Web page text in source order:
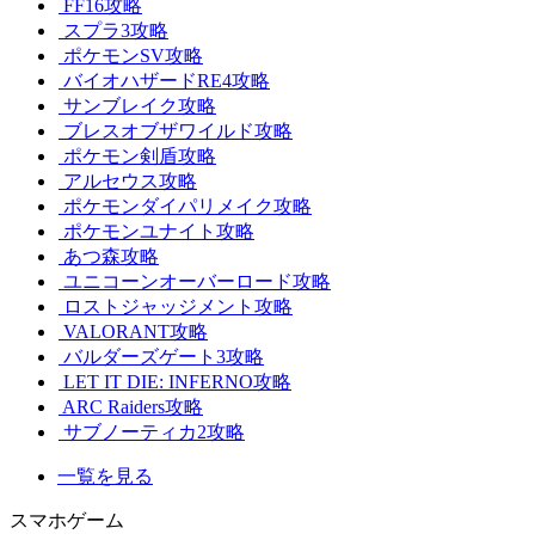
FF16攻略
スプラ3攻略
ポケモンSV攻略
バイオハザードRE4攻略
サンブレイク攻略
ブレスオブザワイルド攻略
ポケモン剣盾攻略
アルセウス攻略
ポケモンダイパリメイク攻略
ポケモンユナイト攻略
あつ森攻略
ユニコーンオーバーロード攻略
ロストジャッジメント攻略
VALORANT攻略
バルダーズゲート3攻略
LET IT DIE: INFERNO攻略
ARC Raiders攻略
サブノーティカ2攻略
一覧を見る
スマホゲーム